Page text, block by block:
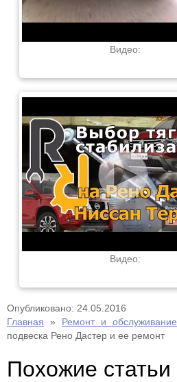
Видео:
Видео:
Опубликовано: 24.05.2016
Главная » Ремонт и обслуживание
подвеска Рено Дастер и ее ремонт
Похожие статьи